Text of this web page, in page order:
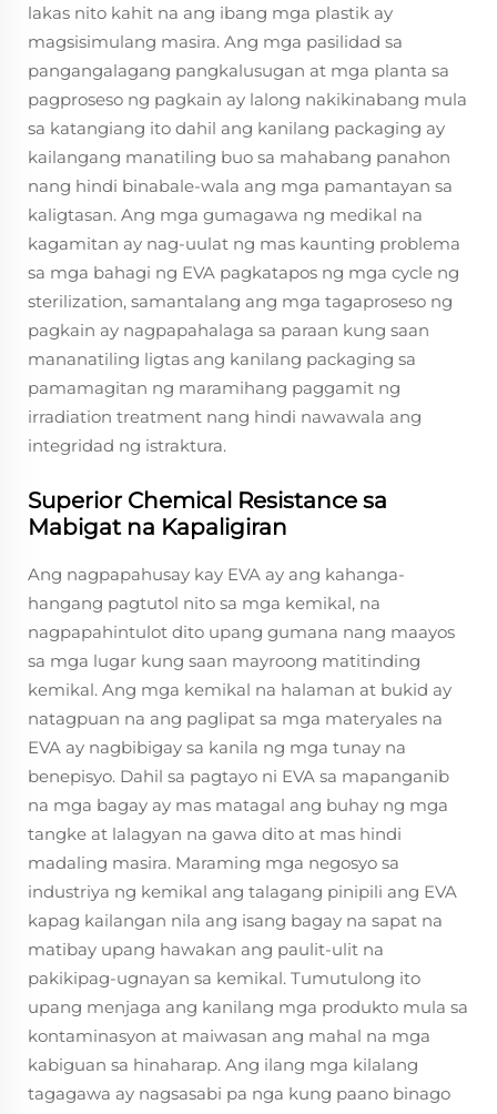
lakas nito kahit na ang ibang mga plastik ay
magsisimulang masira. Ang mga pasilidad sa
pangangalagang pangkalusugan at mga planta sa
pagproseso ng pagkain ay lalong nakikinabang mula
sa katangiang ito dahil ang kanilang packaging ay
kailangang manatiling buo sa mahabang panahon
nang hindi binabale-wala ang mga pamantayan sa
kaligtasan. Ang mga gumagawa ng medikal na
kagamitan ay nag-uulat ng mas kaunting problema
sa mga bahagi ng EVA pagkatapos ng mga cycle ng
sterilization, samantalang ang mga tagaproseso ng
pagkain ay nagpapahalaga sa paraan kung saan
mananatiling ligtas ang kanilang packaging sa
pamamagitan ng maramihang paggamit ng
irradiation treatment nang hindi nawawala ang
integridad ng istraktura.
Superior Chemical Resistance sa
Mabigat na Kapaligiran
Ang nagpapahusay kay EVA ay ang kahanga-
hangang pagtutol nito sa mga kemikal, na
nagpapahintulot dito upang gumana nang maayos
sa mga lugar kung saan mayroong matitinding
kemikal. Ang mga kemikal na halaman at bukid ay
natagpuan na ang paglipat sa mga materyales na
EVA ay nagbibigay sa kanila ng mga tunay na
benepisyo. Dahil sa pagtayo ni EVA sa mapanganib
na mga bagay ay mas matagal ang buhay ng mga
tangke at lalagyan na gawa dito at mas hindi
madaling masira. Maraming mga negosyo sa
industriya ng kemikal ang talagang pinipili ang EVA
kapag kailangan nila ang isang bagay na sapat na
matibay upang hawakan ang paulit-ulit na
pakikipag-ugnayan sa kemikal. Tumutulong ito
upang menjaga ang kanilang mga produkto mula sa
kontaminasyon at maiwasan ang mahal na mga
kabiguan sa hinaharap. Ang ilang mga kilalang
tagagawa ay nagsasabi pa nga kung paano binago